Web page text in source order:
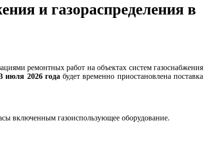
и газораспределения в
ремонтных работ на объектах систем газоснабжения
июля 2026 года будет временно приостановлена поставка
включенным газоиспользующее оборудование.